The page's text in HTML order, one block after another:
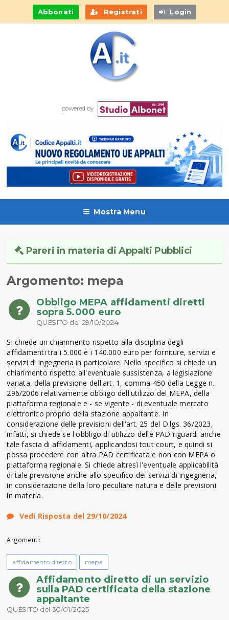
Abbonati Registrati Login
powered by
Mostra Menu
Pareri in materia di Appalti Pubblici
Argomento: mepa
Obbligo MEPA affidamenti diretti
sopra 5.000 euro
QUESITO del 29/10/2024
Si chiede un chiarimento rispetto alla disciplina degli
affidamenti tra i 5.000 e i 140.000 euro per forniture, servizi e
servizi di ingegneria in particolare. Nello specifico si chiede un
chiarimento rispetto all'eventuale sussistenza, a legislazione
variata, della previsione dell'art. 1, comma 450 della Legge n.
296/2006 relativamente obbligo dell'utilizzo del MEPA, della
piattaforma regionale e - se vigente - di eventuale mercato
elettronico proprio della stazione appaltante. In
considerazione delle previsioni dell'art. 25 del D.lgs. 36/2023,
infatti, si chiede se l'obbligo di utilizzo delle PAD riguardi anche
tale fascia di affidamenti, applicandosi tout court, e quindi si
possa procedere con altra PAD certificata e non con MEPA o
piattaforma regionale. Si chiede altresì l'eventuale applicabilità
di tale previsione anche allo specifico dei servizi di ingegneria,
in considerazione della loro peculiare natura e delle previsioni
in materia.
Vedi Risposta del 29/10/2024
Argomenti:
affidamento diretto mepa
Affidamento diretto di un servizio
sulla PAD certificata della stazione
appaltante
QUESITO del 30/01/2025